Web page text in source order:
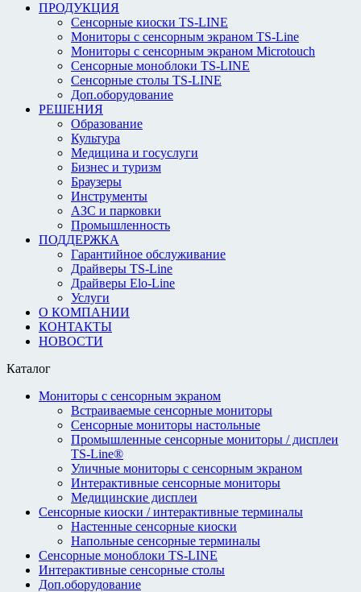
ПРОДУКЦИЯ
Сенсорные киоски TS-LINE
Мониторы с сенсорным экраном TS-Line
Мониторы с сенсорным экраном Microtouch
Сенсорные моноблоки TS-LINE
Сенсорные столы TS-LINE
Доп.оборудование
РЕШЕНИЯ
Образование
Культура
Медицина и госуслуги
Бизнес и туризм
Браузеры
Инструменты
АЗС и парковки
Промышленность
ПОДДЕРЖКА
Гарантийное обслуживание
Драйверы TS-Line
Драйверы Elo-Line
Услуги
О КОМПАНИИ
КОНТАКТЫ
НОВОСТИ
Каталог
Мониторы с сенсорным экраном
Встраиваемые сенсорные мониторы
Сенсорные мониторы настольные
Промышленные сенсорные мониторы / дисплеи
TS-Line®
Уличные мониторы с сенсорным экраном
Интерактивные сенсорные мониторы
Медицинские дисплеи
Сенсорные киоски / интерактивные терминалы
Настенные сенсорные киоски
Напольные сенсорные терминалы
Сенсорные моноблоки TS-LINE
Интерактивные сенсорные столы
Доп.оборудование